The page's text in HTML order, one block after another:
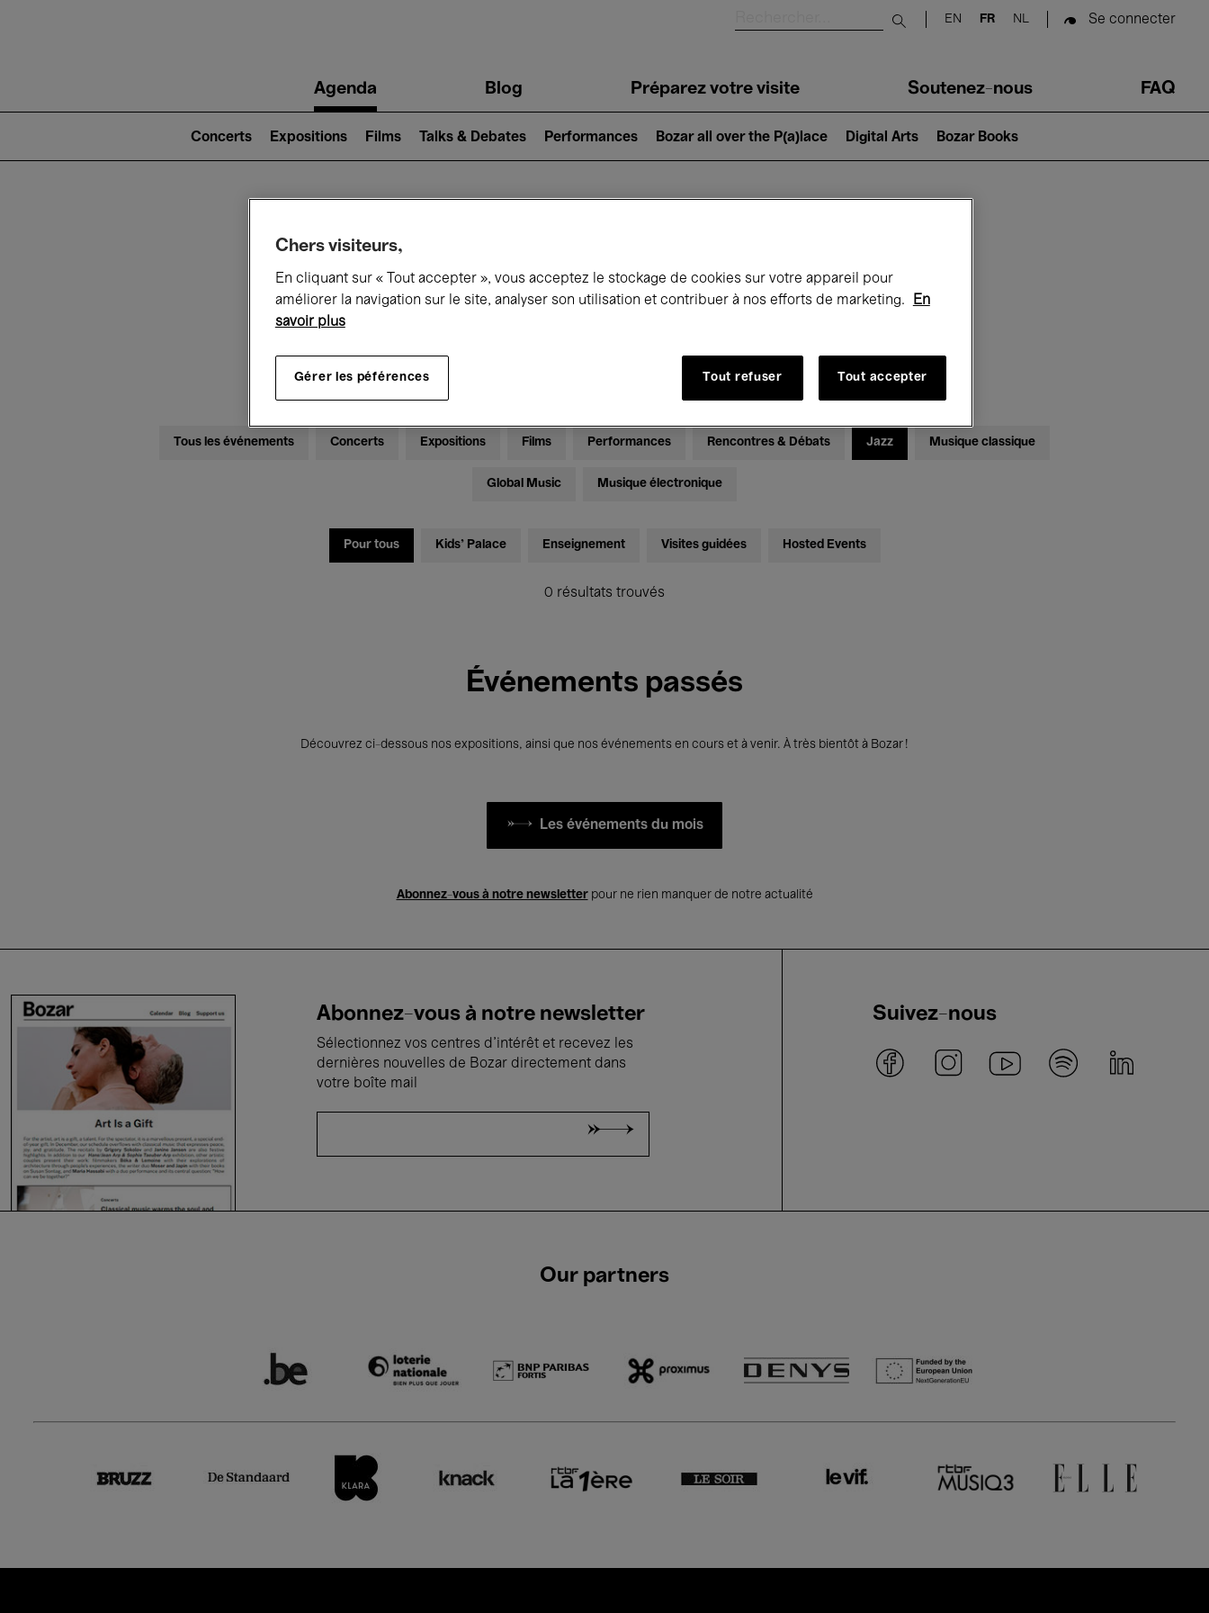
Submit search
EN FR NL Se connecter
navigationAgenda Blog Préparez votre visite Soutenez-nous FAQ
2)
Concerts Expositions Films Talks & Debates Performances Bozar all over the P(a)lace Digital Arts Bozar Books
Ce qui se passe à Bozar
Tous les événements Concerts Expositions Films Performances Rencontres & Débats Jazz Musique classique
Global Music Musique électronique
Pour tous Kids’ Palace Enseignement Visites guidées Hosted Events
0 résultats trouvés
Événements passés
Découvrez ci-dessous nos expositions, ainsi que nos événements en cours et à venir. À très bientôt à Bozar !
Les événements du mois
Abonnez-vous à notre newsletterpour ne rien manquer de notre actualité
Abonnez-vous à notre newsletter
Sélectionnez vos centres d'intérêt et recevez les
dernières nouvelles de Bozar directement dans
votre boîte mail
Suivez-nous
Our partners
Chers visiteurs,
En cliquant sur « Tout accepter », vous acceptez le stockage de cookies sur votre appareil pour
améliorer la navigation sur le site, analyser son utilisation et contribuer à nos efforts de marketing.
En
savoir plus
Gérer les péférences Tout refuser Tout accepter